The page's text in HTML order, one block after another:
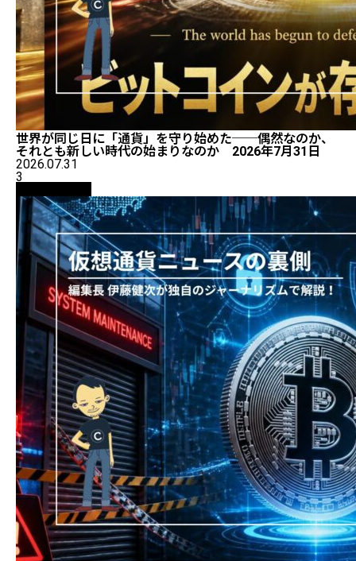
世界が同じ日に「通貨」を守り始めた──偶然なのか、
それとも新しい時代の始まりなのか 2026年7月31日
2026.07.31
3